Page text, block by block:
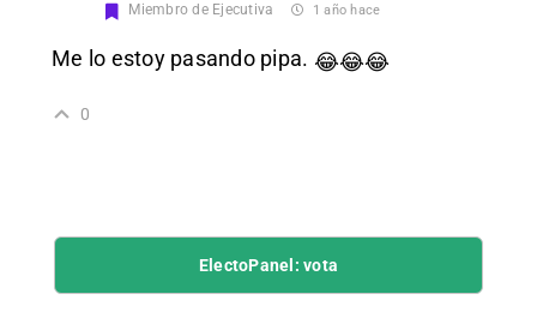
Miembro de Ejecutiva 1 año hace
Me lo estoy pasando pipa. 😂😂😂
0
ElectoPanel: vota